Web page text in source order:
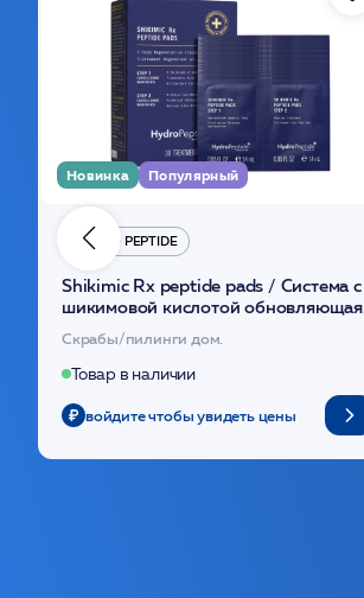
Новинка Популярный
HYDRO PEPTIDE
Shikimic Rx peptide pads / Cистема с
шикимовой кислотой обновляющая
(30шт) /HP
Скрабы/пилинги дом.
Товар в наличии
войдите чтобы увидеть цены